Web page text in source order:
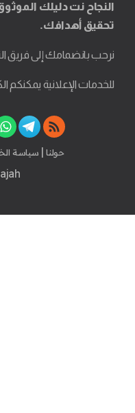
النجاح نت دليلك
تحقيق أهدافك.
نرحب بانضمامك إلى فريق
للخدمات الإعلانية يمكنكم
حولنا | سياسة